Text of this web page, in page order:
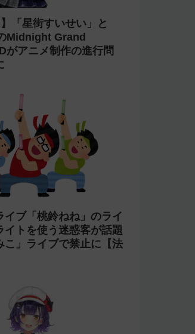
「星街すいせい」と
Midnight Grand
がアニメ制作の進行問
イブ「桃鈴ねね」のライ
イトを使う迷惑客が話題
」ライブで禁止に【法